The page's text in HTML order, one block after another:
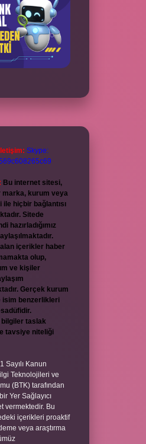
Skype:
Bu internet sitesi,
marka, kurum veya
ile hiçbir bağlantısı
Sitede
hazırladığımız
içerikler haber
olup,
ve kişiler
Gerçek kurum
isim benzerlikleri
taslak
tavsiye niteliği
Sayılı Kanun
Teknolojileri ve
(BTK) tarafından
Yer Sağlayıcı
vermektedir. Bu
içerikleri proaktif
veya araştırma